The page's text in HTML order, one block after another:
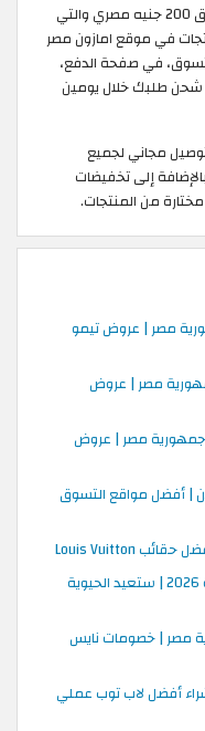
عرض الشحن المجاني متاح الآن للطلبات فوق 200 جنيه مصري والتي
في موقع امازون مصر
في صفحة الدفع،
شحن طلبك خلال يومين
مجاني لجميع
إلى تخفيضات
مصر | عروض تيمو
مصر | عروض
مصر | عروض
| أفضل مواقع التسوق
أفضل منتجات اي هيرب للشعر لسنة 2026 | ستعيد الحيوية
مصر | خصومات نايس
أفضل لاب توب عملي